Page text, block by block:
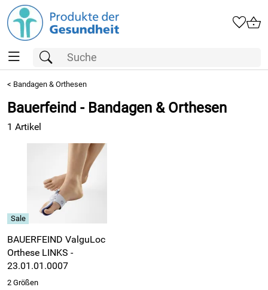
< Bandagen & Orthesen
Bauerfeind - Bandagen & Orthesen
1 Artikel
BAUERFEIND ValguLoc
Orthese LINKS -
23.01.01.0007
2 Größen